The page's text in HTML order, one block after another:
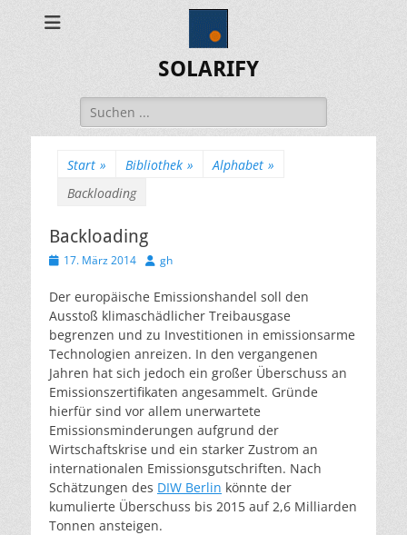
SOLARIFY
Suchen
nach:
Start » Bibliothek » Alphabet »
Backloading
Backloading
Veröffentlicht
17. März 2014 Autor
gh
Der europäische Emissionshandel soll den
Ausstoß klimaschädlicher Treibausgase
begrenzen und zu Investitionen in emissionsarme
Technologien anreizen. In den vergangenen
Jahren hat sich jedoch ein großer Überschuss an
Emissionszertifikaten angesammelt. Gründe
hierfür sind vor allem unerwartete
Emissionsminderungen aufgrund der
Wirtschaftskrise und ein starker Zustrom an
internationalen Emissionsgutschriften. Nach
Schätzungen des DIW Berlin könnte der
kumulierte Überschuss bis 2015 auf 2,6 Milliarden
Tonnen ansteigen.